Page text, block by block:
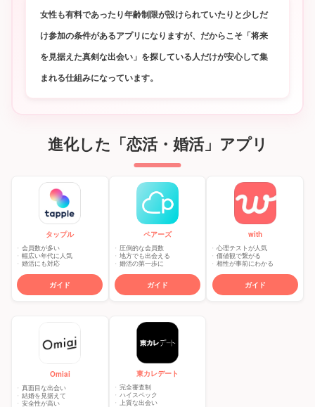
女性も有料であったり年齢制限が設けられていたりと少しだ
け参加の条件があるアプリになりますが、だからこそ「将来
を見据えた真剣な出会い」を探している人だけが安心して集
まれる仕組みになっています。
進化した「恋活・婚活」アプリ
タップル
会員数が多い
幅広い年代に人気
婚活にも対応
ガイド
ペアーズ
圧倒的な会員数
地方でも出会える
婚活の第一歩に
ガイド
with
心理テストが人気
価値観で繋がる
相性が事前にわかる
ガイド
Omiai
真面目な出会い
結婚を見据えて
安全性が高い
東カレデート
完全審査制
ハイスペック
上質な出会い